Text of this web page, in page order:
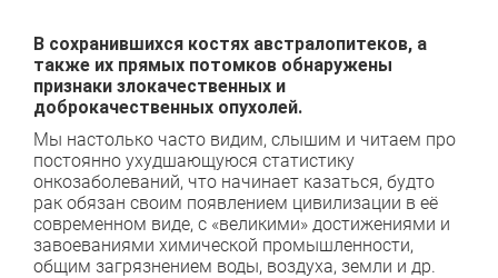
В сохранившихся костях австралопитеков, а
также их прямых потомков обнаружены
признаки злокачественных и
доброкачественных опухолей.
Мы настолько часто видим, слышим и читаем про
постоянно ухудшающуюся статистику
онкозаболеваний, что начинает казаться, будто
рак обязан своим появлением цивилизации в её
современном виде, с «великими» достижениями и
завоеваниями химической промышленности,
общим загрязнением воды, воздуха, земли и др.